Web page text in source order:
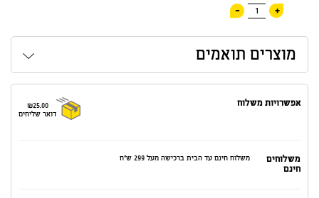
+
1
-
מוצרים תואמים
אפשרויות משלוח
₪25.00
דואר שליחים
משלוחים
חינם
משלוח חינם עד הבית ברכישה מעל 299 ש"ח